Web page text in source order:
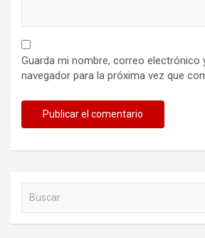
Guarda mi nombre, correo electrónico
navegador para la próxima vez que